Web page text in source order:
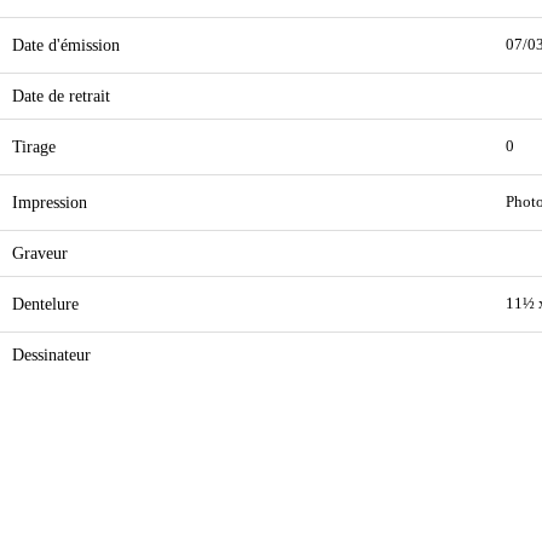
Date d'émission 07/
Date de retrait
Tirage 0
Impression
Graveur
Dentelure 11½
Dessinateur